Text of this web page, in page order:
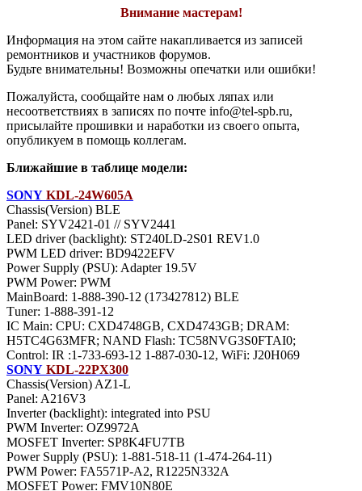
Внимание мастерам!
Информация на этом сайте накапливается из записей
ремонтников и участников форумов.
Будьте внимательны! Возможны опечатки или ошибки!
Пожалуйста, сообщайте нам о любых ляпах или
несоответствиях в записях по почте info@tel-spb.ru,
присылайте прошивки и наработки из своего опыта,
опубликуем в помощь коллегам.
Ближайшие в таблице модели:
SONY KDL-24W605A
Chassis(Version) BLE
Panel: SYV2421-01 // SYV2441
LED driver (backlight): ST240LD-2S01 REV1.0
PWM LED driver: BD9422EFV
Power Supply (PSU): Adapter 19.5V
PWM Power: PWM
MainBoard: 1-888-390-12 (173427812) BLE
Тuner: 1-888-391-12
IC Main: CPU: CXD4748GB, CXD4743GB; DRAM:
H5TC4G63MFR; NAND Flash: TC58NVG3S0FTAI0;
Control: IR :1-733-693-12 1-887-030-12, WiFi: J20H069
SONY KDL-22PX300
Chassis(Version) AZ1-L
Panel: A216V3
Inverter (backlight): integrated into PSU
PWM Inverter: OZ9972A
MOSFET Inverter: SP8K4FU7TB
Power Supply (PSU): 1-881-518-11 (1-474-264-11)
PWM Power: FA5571P-A2, R1225N332A
MOSFET Power: FMV10N80E